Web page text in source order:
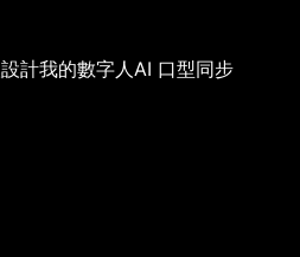
設計我的數字人AI 口型同步